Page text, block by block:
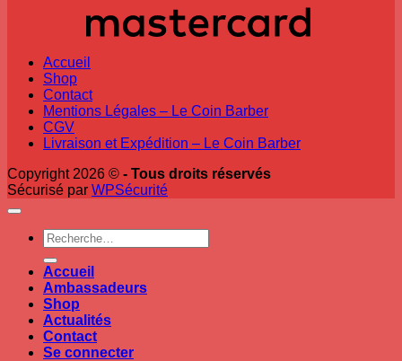
Accueil
Shop
Contact
Mentions Légales – Le Coin Barber
CGV
Livraison et Expédition – Le Coin Barber
Copyright 2026 © - Tous droits réservés
Sécurisé par WPSécurité
Recherche
pour :
Accueil
Ambassadeurs
Shop
Actualités
Contact
Se connecter